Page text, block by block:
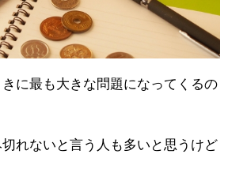
に最も大きな問題になってくるの
れないと言う人も多いと思うけど